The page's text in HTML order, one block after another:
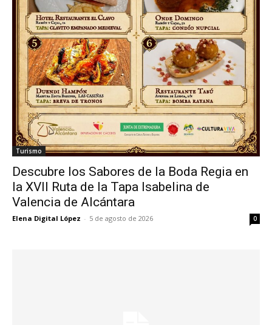
Turismo
Descubre los Sabores de la Boda Regia en
la XVII Ruta de la Tapa Isabelina de
Valencia de Alcántara
Elena Digital López - 5 de agosto de 2026 0